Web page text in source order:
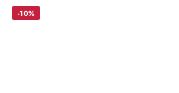
promocyjna:
przed
-10%